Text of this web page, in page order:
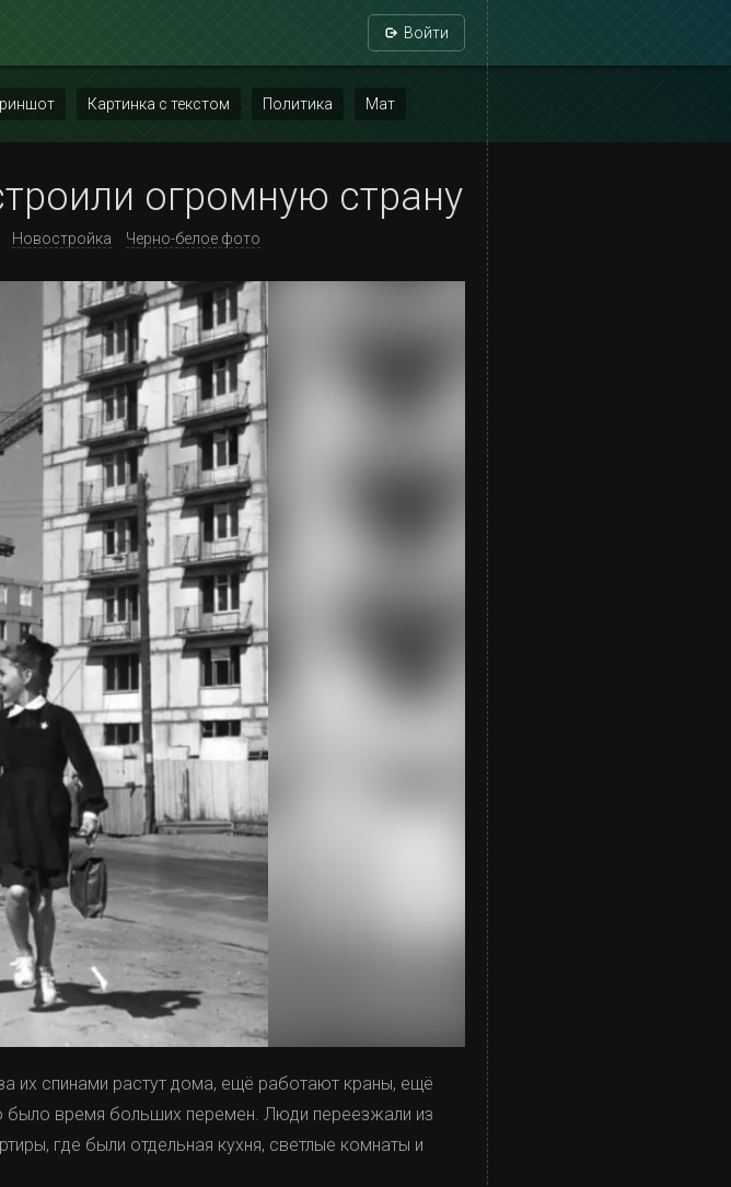
Войти
Картинка с текстом Политика Мат
огромную страну
Новостройка Черно-белое фото
их спинами растут дома, ещё работают краны, ещё
было время больших перемен. Люди переезжали из
где были отдельная кухня, светлые комнаты и